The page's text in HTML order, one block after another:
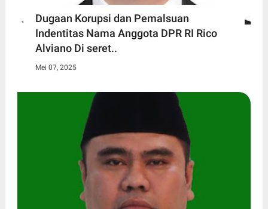
Dugaan Korupsi dan Pemalsuan
Indentitas Nama Anggota DPR RI Rico
Alviano Di seret..
Mei 07, 2025